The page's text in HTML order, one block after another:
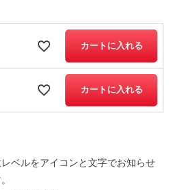
カートに入れる
カートに入れる
ベルをアイコンと文字でお知らせ